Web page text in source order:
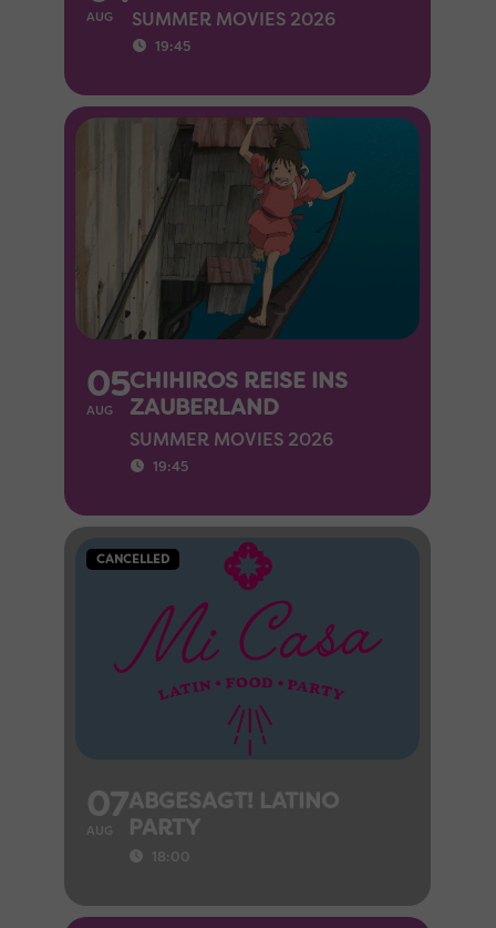
AUG SUMMER MOVIES 2026
19:45
05
AUG
CHIHIROS REISE INS
ZAUBERLAND
SUMMER MOVIES 2026
19:45
07
AUG
ABGESAGT! LATINO
PARTY
18:00
CANCELLED